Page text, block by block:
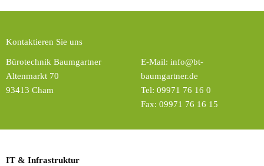
Kontaktieren Sie uns
Bürotechnik Baumgartner
Altenmarkt 70
93413 Cham
E-Mail: info@bt-
baumgartner.de
Tel: 09971 76 16 0
Fax: 09971 76 16 15
IT & Infrastruktur